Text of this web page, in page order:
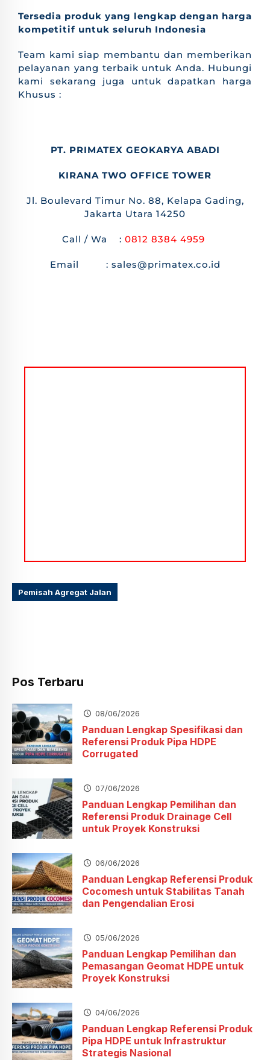
Tersedia produk yang lengkap dengan harga
kompetitif untuk seluruh Indonesia
Team kami siap membantu dan memberikan
pelayanan yang terbaik untuk Anda. Hubungi
kami sekarang juga untuk dapatkan harga
Khusus :
PT. PRIMATEX GEOKARYA ABADI
KIRANA TWO OFFICE TOWER
Jl. Boulevard Timur No. 88, Kelapa Gading,
Jakarta Utara 14250
Call / Wa : 0812 8384 4959
Email : sales@primatex.co.id
Pemisah Agregat Jalan
Pos Terbaru
08/06/2026
Panduan Lengkap Spesifikasi dan
Referensi Produk Pipa HDPE
Corrugated
07/06/2026
Panduan Lengkap Pemilihan dan
Referensi Produk Drainage Cell
untuk Proyek Konstruksi
06/06/2026
Panduan Lengkap Referensi Produk
Cocomesh untuk Stabilitas Tanah
dan Pengendalian Erosi
05/06/2026
Panduan Lengkap Pemilihan dan
Pemasangan Geomat HDPE untuk
Proyek Konstruksi
04/06/2026
Panduan Lengkap Referensi Produk
Pipa HDPE untuk Infrastruktur
Strategis Nasional